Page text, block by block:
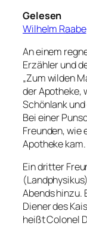
Gelesen
Wilhelm Raabe
An einem
Erzähler und
„Zum wilden
der Apotheke,
Schönlank
Bei einer
Freunden, wie
Apotheke kam.
Ein dritter
Abends hinzu.
Diener des
heißt Colonel